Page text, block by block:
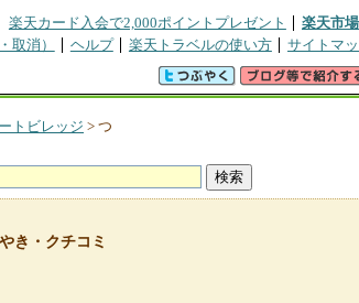
楽天カード入会で2,000ポイントプレゼント
楽天市
取消） ヘルプ 楽天トラベルの使い方 サイトマ
トビレッジ > つ
き・クチコミ